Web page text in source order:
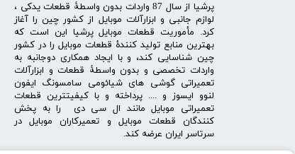
​پرشیا از سال 87 واردات بدون واسطۀ قطعات یدکی ،
لوازم جانبی و ابزارآلات موبایل از کشور چین را آغاز
کرد. مأموریت قطعات موبایل پرشیا این است که
بهترین منابع تولید کنندۀ قطعات موبایل را در کشور
چین شناسایی کند، و با ایجاد همکاری دوجانبه به
واردات تخصصی و بدون واسطۀ قطعات و ابزارآلات
تعمیراتی گوشی های شیائومی سامسونگ ایفون
لنوو ایسوز و .... پرداخته و با کیفیت­ترین قطعات
تعمیراتی موبایل مانند ال سی دی را به پخش
کنندگان قطعات موبایل و تعمیرکاران موبایل در
سرتاسر ایران عرضه کند.